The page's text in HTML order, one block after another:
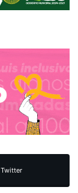
Twitter